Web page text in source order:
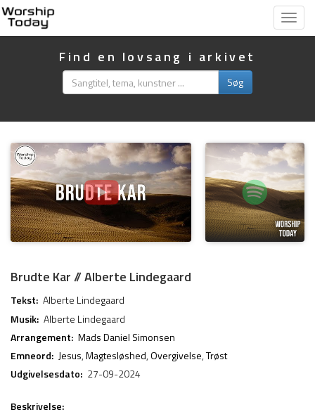
Vis
Find en lovsang i arkivet
Søg
Brudte Kar // Alberte Lindegaard
Tekst: Alberte Lindegaard
Musik: Alberte Lindegaard
Arrangement: Mads Daniel Simonsen
Emneord: Jesus,Magtesløshed,Overgivelse,Trøst
Udgivelsesdato: 27-09-2024
Beskrivelse: